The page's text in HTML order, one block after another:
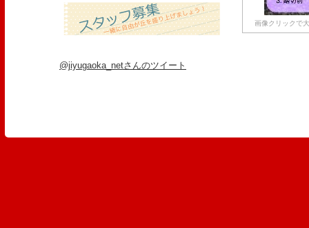
画像クリックで
@jiyugaoka_netさんのツイート